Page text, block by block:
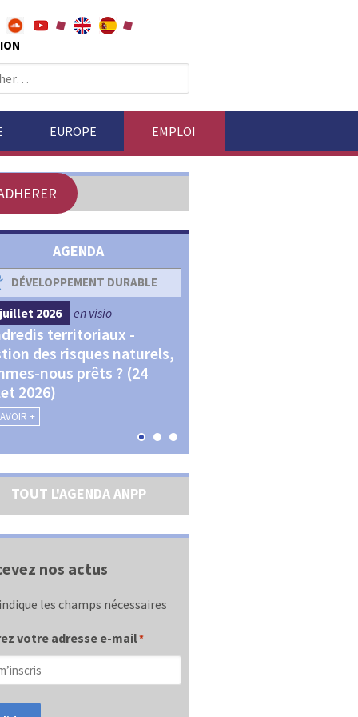
EUROPE EMPLOI
AGENDA
DÉVELOPPEMENT DURABLE
2026 en visio
territoriaux -
des risques naturels,
nous prêts ? (24
2026)
+
TOUT L'AGENDA ANPP
nos actus
les champs nécessaires
votre adresse e-mail*